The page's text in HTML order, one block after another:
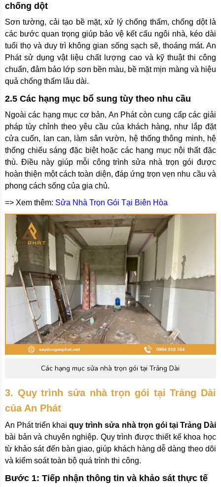
chống dột
Sơn tường, cải tạo bề mặt, xử lý chống thấm, chống dột là
các bước quan trọng giúp bảo vệ kết cấu ngôi nhà, kéo dài
tuổi thọ và duy trì không gian sống sạch sẽ, thoáng mát. An
Phát sử dụng vật liệu chất lượng cao và kỹ thuật thi công
chuẩn, đảm bảo lớp sơn bền màu, bề mặt mịn màng và hiệu
quả chống thấm lâu dài.
2.5 Các hạng mục bổ sung tùy theo nhu cầu
Ngoài các hạng mục cơ bản, An Phát còn cung cấp các giải
pháp tùy chỉnh theo yêu cầu của khách hàng, như lắp đặt
cửa cuốn, lan can, làm sân vườn, hệ thống thông minh, hệ
thống chiếu sáng đặc biệt hoặc các hạng mục nội thất đặc
thù. Điều này giúp mỗi công trình sửa nhà trọn gói được
hoàn thiện một cách toàn diện, đáp ứng trọn vẹn nhu cầu và
phong cách sống của gia chủ.
=> Xem thêm: Sửa Nhà Trọn Gói Tại Biên Hòa
Các hạng mục sửa nhà trọn gói tại Trảng Dài
3. Quy trình sửa nhà trọn gói tại Trảng Dài
của An Phát
An Phát triển khai quy trình sửa nhà trọn gói tại Trảng Dài
bài bản và chuyên nghiệp. Quy trình được thiết kế khoa học
từ khảo sát đến bàn giao, giúp khách hàng dễ dàng theo dõi
và kiểm soát toàn bộ quá trình thi công.
Bước 1: Tiếp nhận thông tin và khảo sát thực tế